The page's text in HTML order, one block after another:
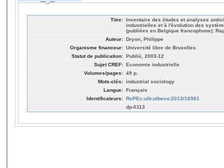
Titre: Inventaire des études et analyses
industrielles et à l'évolution des
(publiées en Belgique francophone):
Auteur: Dryon, Philippe
Organisme financeur: Université libre de Bruxelles
Statut de publication: Publié, 2003-12
Sujet CREF: Economie industrielle
Volumes/pages: 49 p.
Mots-clés: industrial sociology
Langue: Français
Identificateurs: RePEc:ulb:ulbeco:2013/16981
dp-0113